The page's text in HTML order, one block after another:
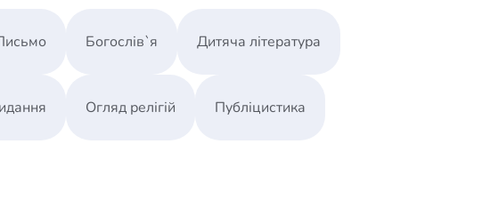
Богослів`я Дитяча література
Огляд релігій Публіцистика